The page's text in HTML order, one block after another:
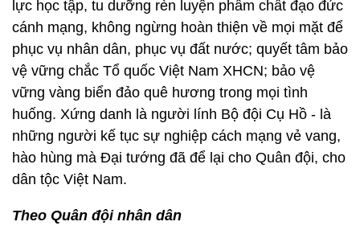
lực học tập, tu dưỡng rèn luyện phẩm chất đạo đức
cánh mạng, không ngừng hoàn thiện về mọi mặt để
phục vụ nhân dân, phục vụ đất nước; quyết tâm bảo
vệ vững chắc Tổ quốc Việt Nam XHCN; bảo vệ
vững vàng biển đảo quê hương trong mọi tình
huống. Xứng danh là người lính Bộ đội Cụ Hồ - là
những người kế tục sự nghiệp cách mạng vẻ vang,
hào hùng mà Đại tướng đã để lại cho Quân đội, cho
dân tộc Việt Nam.
Theo Quân đội nhân dân